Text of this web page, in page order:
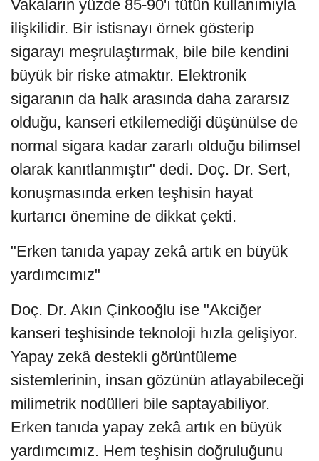
Vakaların yüzde 85-90'ı tütün kullanımıyla
ilişkilidir. Bir istisnayı örnek gösterip
sigarayı meşrulaştırmak, bile bile kendini
büyük bir riske atmaktır. Elektronik
sigaranın da halk arasında daha zararsız
olduğu, kanseri etkilemediği düşünülse de
normal sigara kadar zararlı olduğu bilimsel
olarak kanıtlanmıştır" dedi. Doç. Dr. Sert,
konuşmasında erken teşhisin hayat
kurtarıcı önemine de dikkat çekti.
"Erken tanıda yapay zekâ artık en büyük
yardımcımız"
Doç. Dr. Akın Çinkooğlu ise "Akciğer
kanseri teşhisinde teknoloji hızla gelişiyor.
Yapay zekâ destekli görüntüleme
sistemlerinin, insan gözünün atlayabileceği
milimetrik nodülleri bile saptayabiliyor.
Erken tanıda yapay zekâ artık en büyük
yardımcımız. Hem teşhisin doğruluğunu